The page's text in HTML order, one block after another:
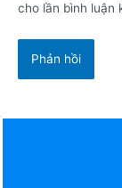
cho lần bình luận